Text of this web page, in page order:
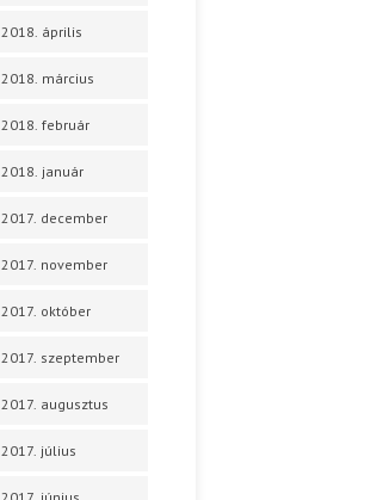
2018. április
2018. március
2018. február
2018. január
2017. december
2017. november
2017. október
2017. szeptember
2017. augusztus
2017. július